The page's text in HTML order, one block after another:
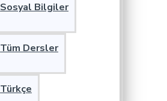
Sosyal Bilgiler
Tüm Dersler
Türkçe